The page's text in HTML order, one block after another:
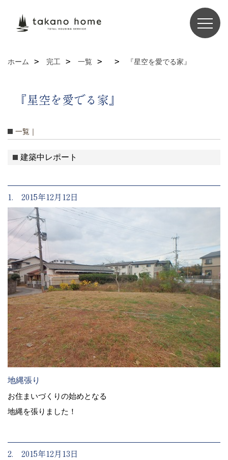
ホーム 完工 一覧 『星空を愛でる家』
『星空を愛でる家』
一覧｜
建築中レポート
1. 2015年12月12日
地縄張り
お住まいづくりの始めとなる
地縄を張りました！
2. 2015年12月13日